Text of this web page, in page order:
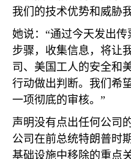
我们的技术优势和威胁
她说：“通过今天发出
步骤，收集信息，将让
司、美国工人的安全和
行动做出判断。我们希
一项彻底的审核。”
声明没有点出任何公司
公司在前总统特朗普时
基础设施中移除的重点